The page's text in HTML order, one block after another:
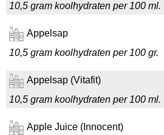
10,5 gram koolhydraten per 100 ml.
Appelsap
10,5 gram koolhydraten per 100 gr.
Appelsap (Vitafit)
10,5 gram koolhydraten per 100 ml.
Apple Juice (Innocent)